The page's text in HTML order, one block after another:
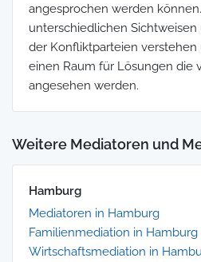
angesprochen werden
unterschiedlichen
der Konfliktparteien
einen Raum für Lösungen die
angesehen werden.
Weitere Mediatoren und
Hamburg
Mediatoren in Hamburg
Familienmediation in Hamburg
Wirtschaftsmediation in